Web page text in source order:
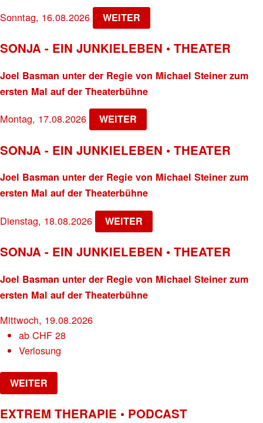
Sonntag, 16.08.2026 WEITER
SONJA - EIN JUNKIELEBEN • THEATER
Joel Basman unter der Regie von Michael Steiner zum
ersten Mal auf der Theaterbühne
Montag, 17.08.2026 WEITER
SONJA - EIN JUNKIELEBEN • THEATER
Joel Basman unter der Regie von Michael Steiner zum
ersten Mal auf der Theaterbühne
Dienstag, 18.08.2026 WEITER
SONJA - EIN JUNKIELEBEN • THEATER
Joel Basman unter der Regie von Michael Steiner zum
ersten Mal auf der Theaterbühne
Mittwoch, 19.08.2026
abCHF 28
Verlosung
WEITER
EXTREM THERAPIE • PODCAST